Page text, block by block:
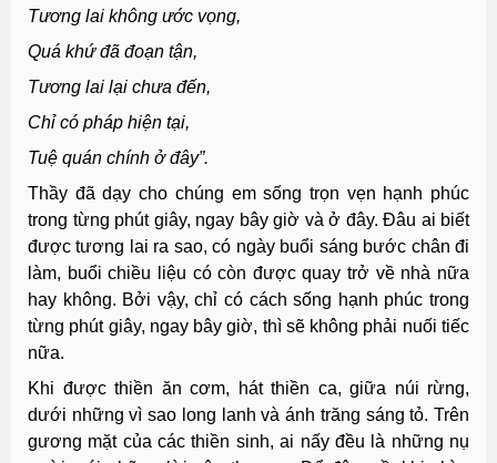
Tương lai không ước vọng,
Quá khứ đã đoạn tận,
Tương lai lại chưa đến,
Chỉ có pháp hiện tại,
Tuệ quán chính ở đây”.
Thầy đã dạy cho chúng em sống trọn vẹn hạnh phúc
trong từng phút giây, ngay bây giờ và ở đây. Đâu ai biết
được tương lai ra sao, có ngày buổi sáng bước chân đi
làm, buổi chiều liệu có còn được quay trở về nhà nữa
hay không. Bởi vậy, chỉ có cách sống hạnh phúc trong
từng phút giây, ngay bây giờ, thì sẽ không phải nuối tiếc
nữa.
Khi được thiền ăn cơm, hát thiền ca, giữa núi rừng,
dưới những vì sao long lanh và ánh trăng sáng tỏ. Trên
gương mặt của các thiền sinh, ai nấy đều là những nụ